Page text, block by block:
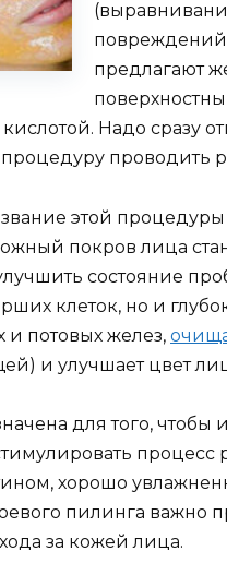
повреждений
предлагают
Надо сразу
проводить
этой
покров лица
состояние
клеток, но и
и потовых желез,
и улучшает цвет
для того, чтобы
хорошо
пилинга важно
за кожей лица.